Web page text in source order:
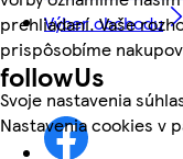
prehliadaní. Vaše
prispôsobíme
Svoje nastavenia
Nastavenia cookies v
Výber obchodu
followUs